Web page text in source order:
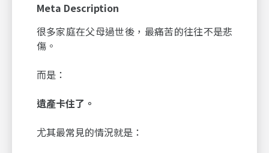
Meta Description
很多家庭在父母過世後，最痛苦的往往不是悲
傷。
而是：
遺產卡住了。
尤其最常見的情況就是：